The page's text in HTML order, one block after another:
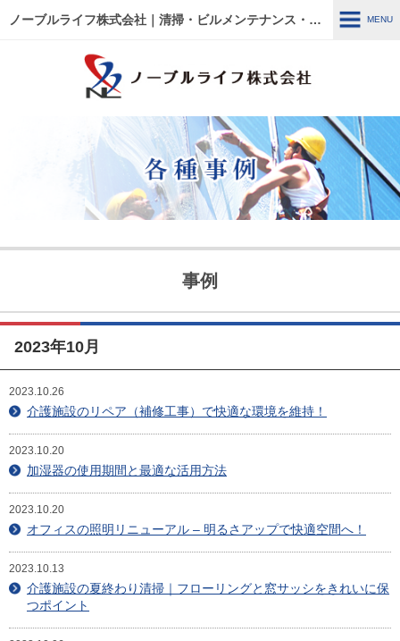
ノーブルライフ株式会社｜清掃・ビルメンテナンス・施設管理・改修工事｜大阪・兵庫・京都・滋賀・東京 MENU
各種事例
ノーブルライフの強み・特徴
ウルトラフロアケア
エアコン関連 ～修繕・入
替・クリーニング～
目安・価格表
会社概要
アクセスマップ
事例
2023年10月
2023.10.26
介護施設のリペア（補修工事）で快適な環境を維持！
2023.10.20
加湿器の使用期間と最適な活用方法
2023.10.20
オフィスの照明リニューアル – 明るさアップで快適空間へ！
2023.10.13
介護施設の夏終わり清掃｜フローリングと窓サッシをきれいに保
つポイント